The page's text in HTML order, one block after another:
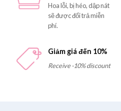
Hoa lỗi, bị héo, dập nát
sẽ được đổi trả miễn
phí.
Giảm giá đến 10%
Receive -10% discount